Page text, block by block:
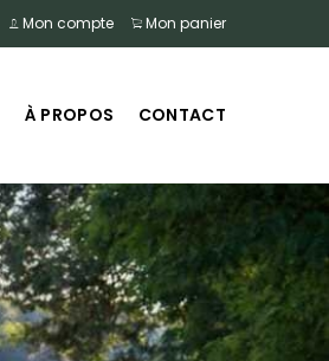
Mon compte Mon panier
À PROPOS CONTACT